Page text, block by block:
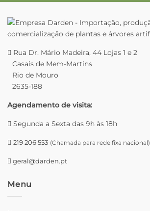
Rua Dr. Mário Madeira, 44 Lojas 1 e 2
Casais de Mem-Martins
Rio de Mouro
2635-188
Agendamento de visita:
Segunda a Sexta das 9h às 18h
219 206 553 (Chamada para rede fixa nacional)
geral@darden.pt
Menu